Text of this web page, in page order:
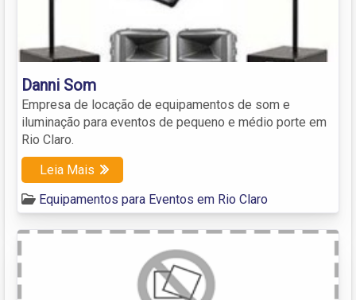
Danni Som
Empresa de locação de equipamentos de som e
iluminação para eventos de pequeno e médio porte em
Rio Claro.
Leia Mais
Equipamentos para Eventos em Rio Claro